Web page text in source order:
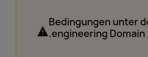
Bedingungen unter
.engineering Domain